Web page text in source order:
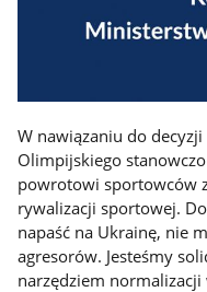
W nawiązaniu do
Olimpijskiego
powrotowi sportowców
rywalizacji sportowej.
napaść na Ukrainę, nie
agresorów. Jesteśmy
narzędziem